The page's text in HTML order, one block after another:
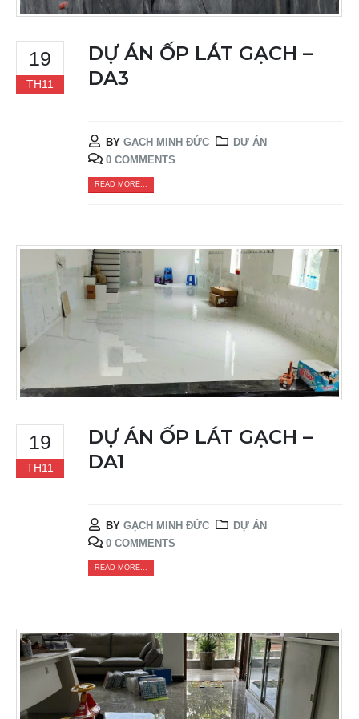
19
TH11
DỰ ÁN ỐP LÁT GẠCH –
DA3
BY GẠCH MINH ĐỨC
DỰ ÁN
0 COMMENTS
READ MORE...
19
TH11
DỰ ÁN ỐP LÁT GẠCH –
DA1
BY GẠCH MINH ĐỨC
DỰ ÁN
0 COMMENTS
READ MORE...